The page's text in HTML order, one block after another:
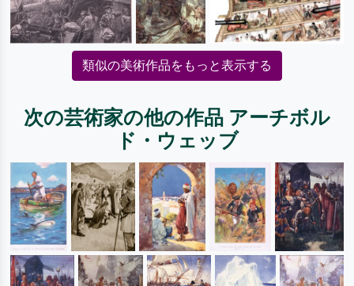
類似の美術作品をもっと表示する
次の芸術家の他の作品 アーチボル
ド・ウェッブ